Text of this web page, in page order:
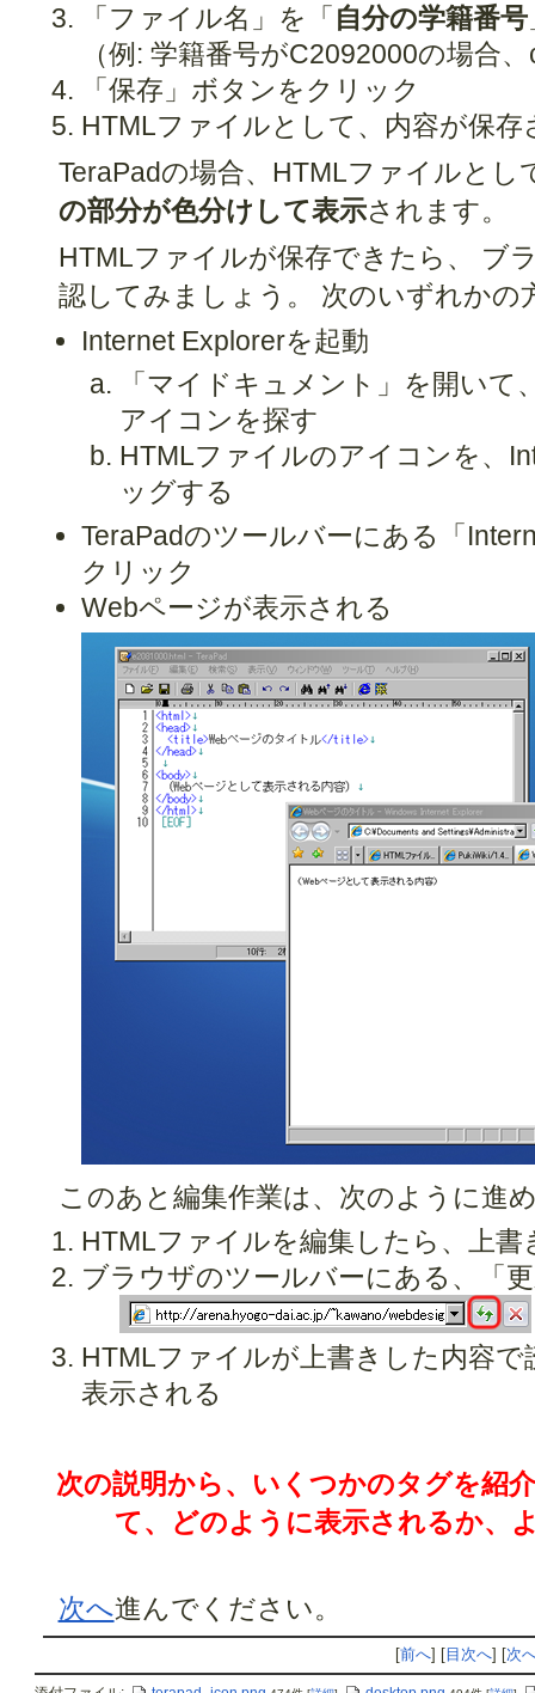
「ファイル名」を「自分の学籍番号
（例: 学籍番号がC2092000の場合
「保存」ボタンをクリック
HTMLファイルとして、内容が保存
TeraPadの場合、HTMLファイルと
の部分が色分けして表示されます。
HTMLファイルが保存できたら、 ブ
認してみましょう。 次のいずれかの
Internet Explorerを起動
「マイドキュメント」を開い
アイコンを探す
HTMLファイルのアイコンを、
ッグする
TeraPadのツールバーにある「
クリック
Webページが表示される
このあと編集作業は、次のように進
HTMLファイルを編集したら、上書
ブラウザのツールバーにある、「
HTMLファイルが上書きした内容
表示される
次の説明から、いくつかのタグを紹
て、どのように表示されるか、
次へ進んでください。
[前へ] [目次へ] [次